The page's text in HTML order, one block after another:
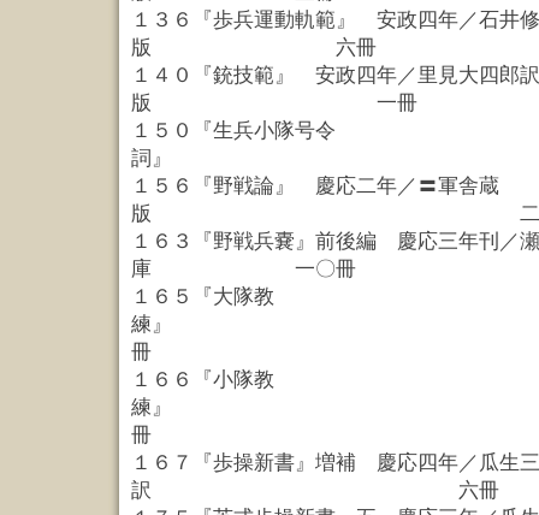
１３６『歩兵運動軌範』 安政四年／石井
版 六冊
１４０『銃技範』 安政四年／里見大四郎
版 一冊
１５０『生兵小隊号令
詞』
１５６『野戦論』 慶応二年／〓軍舎蔵
版 二
１６３『野戦兵嚢』前後編 慶応三年刊／
庫 一〇冊
１６５『大隊教
練』
冊
１６６『小隊教
練』
冊
１６７『歩操新書』増補 慶応四年／瓜生
訳 六冊